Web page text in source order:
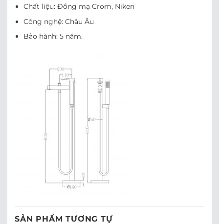
Chất liệu: Đồng mạ Crom, Niken
Công nghệ: Châu Âu
Bảo hành: 5 năm.
SẢN PHẨM TƯƠNG TỰ